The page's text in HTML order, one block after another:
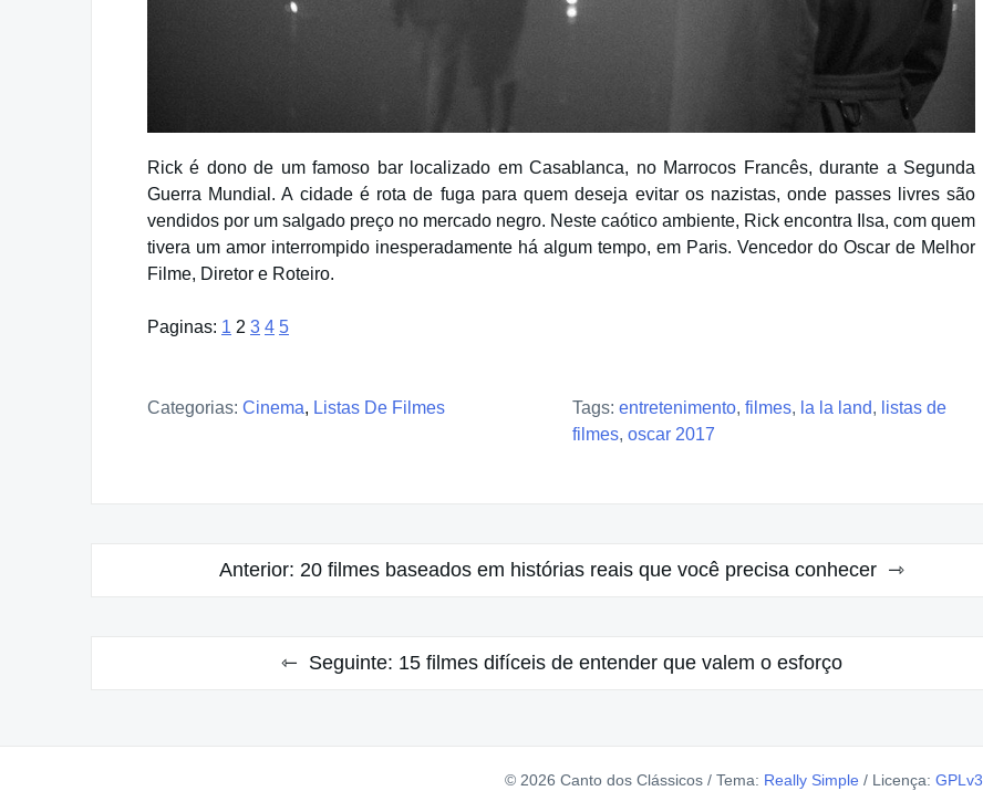
Rick é dono de um famoso bar localizado em Casablanca, no Marrocos Francês, durante a Segunda
Guerra Mundial. A cidade é rota de fuga para quem deseja evitar os nazistas, onde passes livres são
vendidos por um salgado preço no mercado negro. Neste caótico ambiente, Rick encontra Ilsa, com quem
tivera um amor interrompido inesperadamente há algum tempo, em Paris. Vencedor do Oscar de Melhor
Filme, Diretor e Roteiro.
Paginas: 1 2 3 4 5
Categorias: Cinema, Listas De Filmes Tags: entretenimento, filmes, la la land, listas de
filmes, oscar 2017
NavegaçãoAnterior: 20 filmes baseados em histórias reais que você precisa conhecer
Seguinte: 15 filmes difíceis de entender que valem o esforço
© 2026 Canto dos Clássicos / Tema: Really Simple / Licença: GPLv3